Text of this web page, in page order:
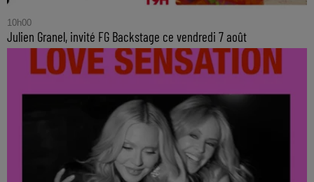
10h00
Julien Granel, invité FG Backstage ce vendredi 7 août